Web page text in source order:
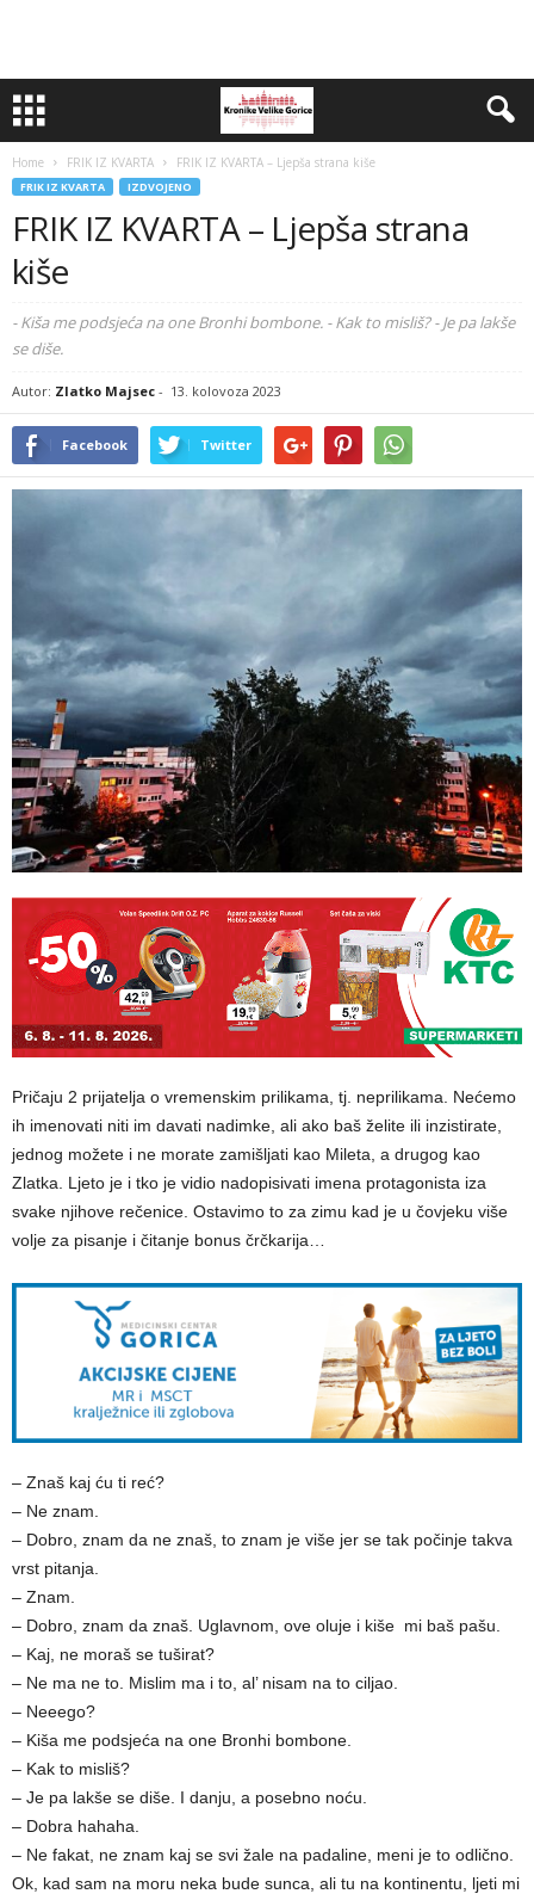
Home FRIK IZ KVARTA FRIK IZ KVARTA – Ljepša strana kiše
FRIK IZ KVARTA IZDVOJENO
FRIK IZ KVARTA – Ljepša strana
kiše
- Kiša me podsjeća na one Bronhi bombone. - Kak to misliš? - Je pa lakše
se diše.
Autor: Zlatko Majsec - 13. kolovoza 2023
Facebook Twitter
Pričaju 2 prijatelja o vremenskim prilikama, tj. neprilikama. Nećemo
ih imenovati niti im davati nadimke, ali ako baš želite ili inzistirate,
jednog možete i ne morate zamišljati kao Mileta, a drugog kao
Zlatka. Ljeto je i tko je vidio nadopisivati imena protagonista iza
svake njihove rečenice. Ostavimo to za zimu kad je u čovjeku više
volje za pisanje i čitanje bonus črčkarija…
– Znaš kaj ću ti reć?
– Ne znam.
– Dobro, znam da ne znaš, to znam je više jer se tak počinje takva
vrst pitanja.
– Znam.
– Dobro, znam da znaš. Uglavnom, ove oluje i kiše mi baš pašu.
– Kaj, ne moraš se tuširat?
– Ne ma ne to. Mislim ma i to, al’ nisam na to ciljao.
– Neeego?
– Kiša me podsjeća na one Bronhi bombone.
– Kak to misliš?
– Je pa lakše se diše. I danju, a posebno noću.
– Dobra hahaha.
– Ne fakat, ne znam kaj se svi žale na padaline, meni je to odlično.
Ok, kad sam na moru neka bude sunca, ali tu na kontinentu, ljeti mi